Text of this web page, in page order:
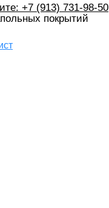
+7 (913) 731-98-50‬
покрытий